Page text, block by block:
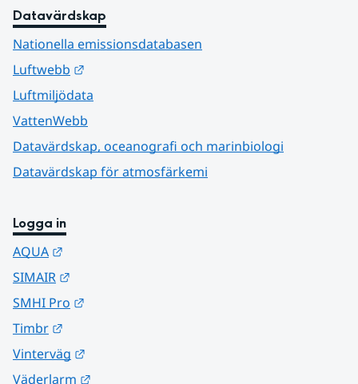
Datavärdskap
Nationella emissionsdatabasen
Luftwebb
Luftmiljödata
VattenWebb
Datavärdskap, oceanografi och marinbiologi
Datavärdskap för atmosfärkemi
Logga in
AQUA
SIMAIR
SMHI Pro
Timbr
Vinterväg
Väderlarm